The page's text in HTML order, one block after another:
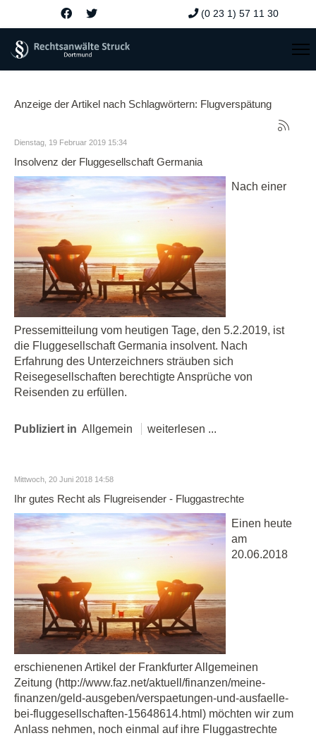
(0 23 1) 57 11 30
Anzeige der Artikel nach Schlagwörtern: Flugverspätung
Dienstag, 19 Februar 2019 15:34
Insolvenz der Fluggesellschaft Germania
Nach einer
Pressemitteilung vom heutigen Tage, den 5.2.2019, ist
die Fluggesellschaft Germania insolvent. Nach
Erfahrung des Unterzeichners sträuben sich
Reisegesellschaften berechtigte Ansprüche von
Reisenden zu erfüllen.
Publiziert in Allgemein weiterlesen ...
Mittwoch, 20 Juni 2018 14:58
Ihr gutes Recht als Flugreisender - Fluggastrechte
Einen heute
am
20.06.2018
erschienenen Artikel der Frankfurter Allgemeinen
Zeitung (http://www.faz.net/aktuell/finanzen/meine-
finanzen/geld-ausgeben/verspaetungen-und-ausfaelle-
bei-fluggesellschaften-15648614.html) möchten wir zum
Anlass nehmen, noch einmal auf ihre Fluggastrechte